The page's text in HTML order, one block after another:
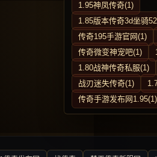
1.95神凤传奇(1)
1.85版本传奇3d坐骑
传奇195手游官网(1)
传奇微变神宠吧(1)
1.80战神传奇私服(1)
战刃迷失传奇(1)
传奇手游发布网1.95(1)